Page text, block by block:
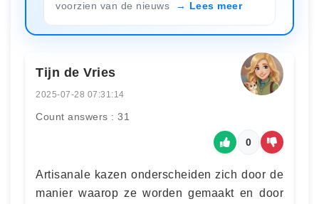
voorzien van de nieuws Lees meer
Tijn de Vries
2025-07-28 07:31:14
Count answers : 31
0
Artisanale kazen onderscheiden zich door de
manier waarop ze worden gemaakt en door